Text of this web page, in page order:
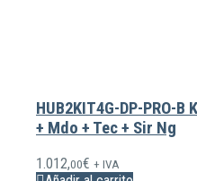
HUB2KIT4G-DP-PRO-B
+ Mdo + Tec + Sir Ng
1.012,00€ + IVA